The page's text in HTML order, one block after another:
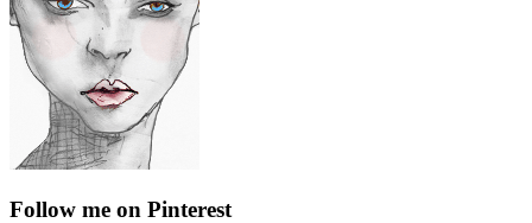
Follow me on Pinterest